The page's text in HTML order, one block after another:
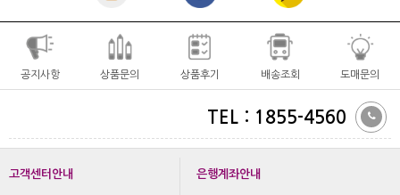
공지사항 상품문의 상품후기 배송조회 도매문의
TEL : 1855-4560
고객센터안내 은행계좌안내